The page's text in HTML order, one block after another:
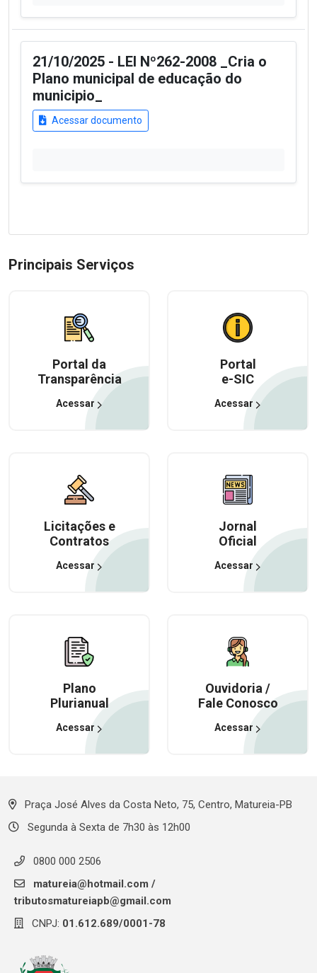
21/10/2025 - LEI Nº262-2008 _Cria o
Plano municipal de educação do
municipio_
Acessar documento
Principais Serviços
Portal da
Transparência
Acessar
Portal
e-SIC
Acessar
Licitações e
Contratos
Acessar
Jornal
Oficial
Acessar
Plano
Plurianual
Acessar
Ouvidoria /
Fale Conosco
Acessar
Praça José Alves da Costa Neto, 75, Centro, Matureia-PB
Segunda à Sexta de 7h30 às 12h00
0800 000 2506
matureia@hotmail.com /
tributosmatureiapb@gmail.com
CNPJ: 01.612.689/0001-78